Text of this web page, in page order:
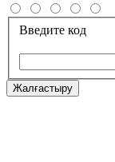
Введите код
Жалғастыру